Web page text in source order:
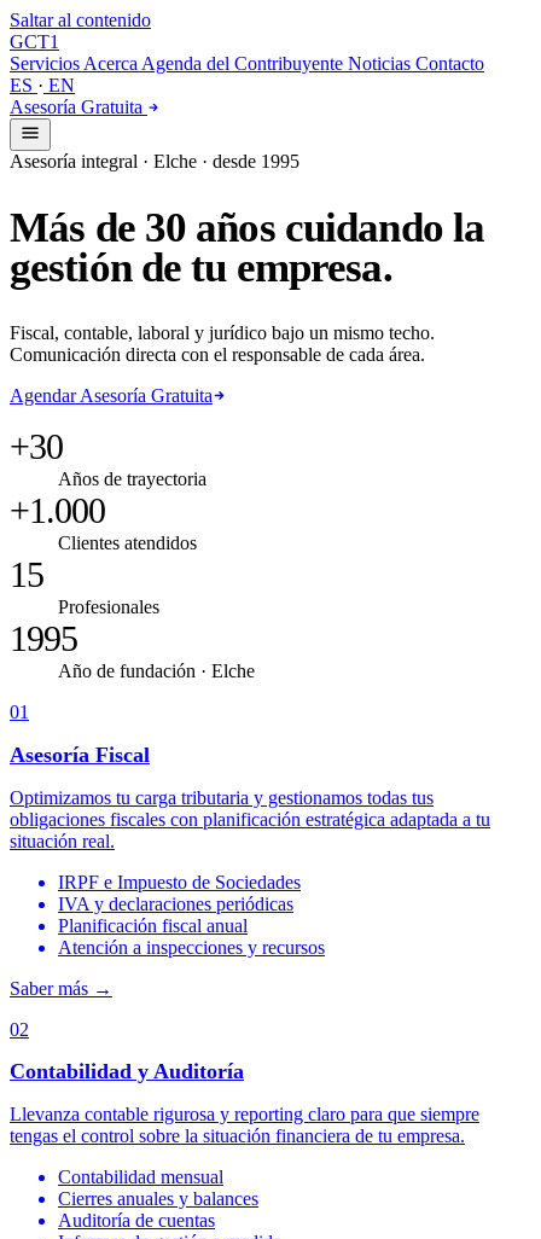
Saltar al contenido
GCT1
Servicios Acerca Agenda del Contribuyente Noticias Contacto
ES · EN
Asesoría Gratuita
Asesoría integral · Elche · desde 1995
Más de 30 años cuidando la
gestión de tu empresa.
Fiscal, contable, laboral y jurídico bajo un mismo techo.
Comunicación directa con el responsable de cada área.
Agendar Asesoría Gratuita
+30
Años de trayectoria
+1.000
Clientes atendidos
15
Profesionales
1995
Año de fundación · Elche
01
Asesoría Fiscal
Optimizamos tu carga tributaria y gestionamos todas tus
obligaciones fiscales con planificación estratégica adaptada a tu
situación real.
IRPF e Impuesto de Sociedades
IVA y declaraciones periódicas
Planificación fiscal anual
Atención a inspecciones y recursos
Saber más →
02
Contabilidad y Auditoría
Llevanza contable rigurosa y reporting claro para que siempre
tengas el control sobre la situación financiera de tu empresa.
Contabilidad mensual
Cierres anuales y balances
Auditoría de cuentas